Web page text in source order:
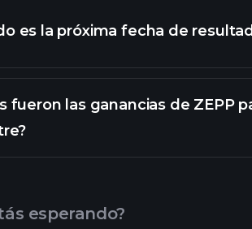
es la próxima fecha de
Calendario de Resultados
fueron las ganancias de ZEPP
esperando?